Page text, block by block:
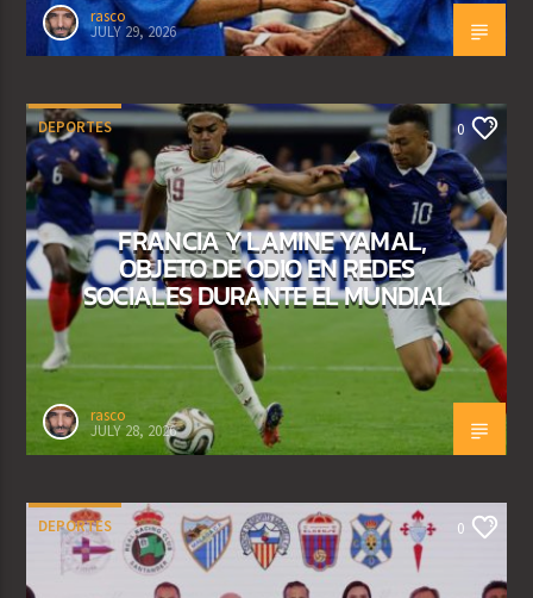
rasco
JULY 29, 2026
DEPORTES 0
FRANCIA Y LAMINE YAMAL,
OBJETO DE ODIO EN REDES
SOCIALES DURANTE EL MUNDIAL
rasco
JULY 28, 2026
DEPORTES 0